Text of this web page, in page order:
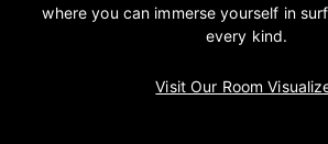
where you can immerse yourself in
every kind.
Visit Our Room